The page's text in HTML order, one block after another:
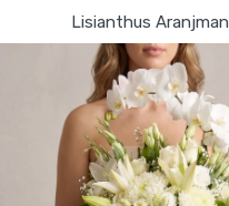
Lisianthus